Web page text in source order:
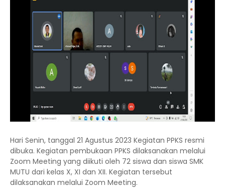
Hari Senin, tanggal 21 Agustus 2023 Kegiatan PPKS resmi
dibuka. Kegiatan pembukaan PPKS dilaksanakan melalui
Zoom Meeting yang diikuti oleh 72 siswa dan siswa SMK
MUTU dari kelas X, XI dan XII. Kegiatan tersebut
dilaksanakan melalui Zoom Meeting.